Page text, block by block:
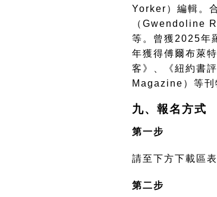
Yorker ）編輯。
（ Gwendoline
等。曾獲 2025年
年獲得傅爾布萊
客》、《紐約書
Magazine ）等刊
九、報名方式
第一步
請至下方下載區
第二步